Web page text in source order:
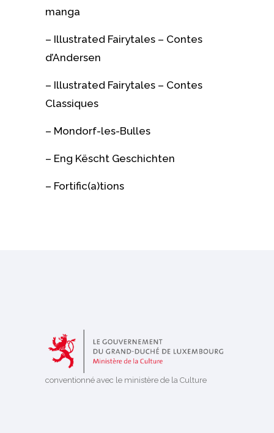
manga
– Illustrated Fairytales – Contes
d’Andersen
– Illustrated Fairytales – Contes
Classiques
– Mondorf-les-Bulles
– Eng Këscht Geschichten
– Fortific(a)tions
conventionné avec le ministère de la Culture